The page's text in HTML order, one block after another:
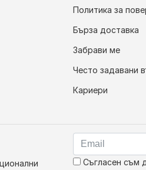
Политика за
Бърза доставка
Забрави ме
Често задавани
Кариери
Съгласен съм